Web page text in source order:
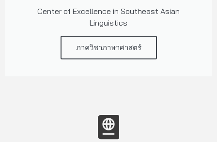
Center of Excellence in Southeast Asian
Linguistics
ภาควิชาภาษาศาสตร์